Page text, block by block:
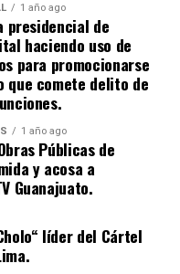
1 año ago
presidencial de
haciendo uso de
para promocionarse
que comete delito de
1 año ago
Públicas de
y acosa a
Guanajuato.
líder del Cártel